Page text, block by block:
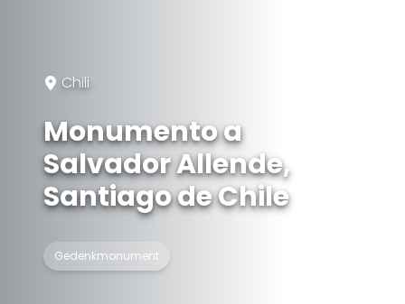
Chili
Monumento a
Salvador Allende,
Santiago de Chile
Gedenkmonument